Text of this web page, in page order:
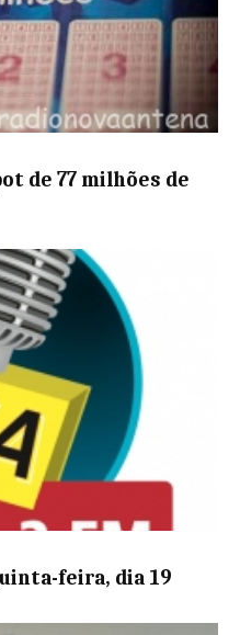
de 77 milhões de
feira, dia 19